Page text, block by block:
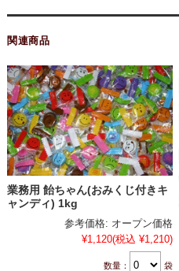
関連商品
業務用 飴ちゃん(おみくじ付きキ
ャンディ) 1kg
参考価格: オープン価格
¥1,120(税込 ¥1,210)
数量： 袋